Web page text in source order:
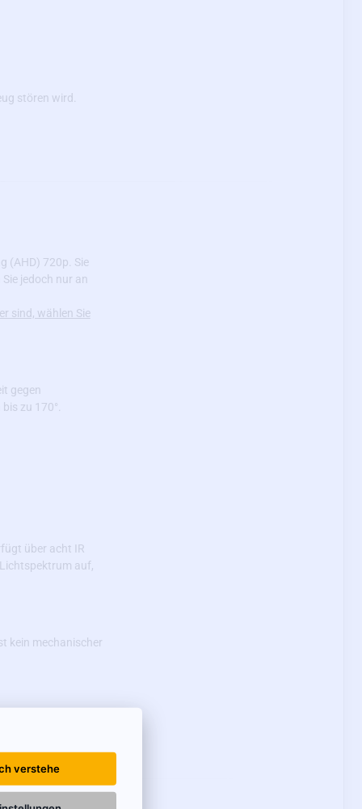
stören wird.
(AHD) 720p. Sie
jedoch nur an
sind, wählen Sie
gegen
zu 170°.
über acht IR
auf,
kein mechanischer
Im Lieferumfang
Diese Kabel mit
verstehe